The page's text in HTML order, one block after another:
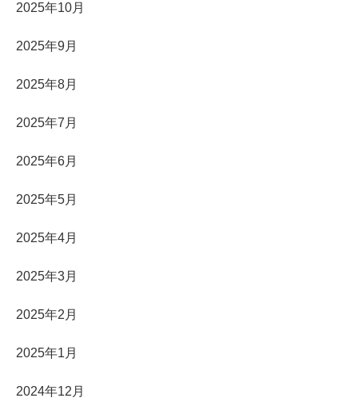
2025年10月
2025年9月
2025年8月
2025年7月
2025年6月
2025年5月
2025年4月
2025年3月
2025年2月
2025年1月
2024年12月